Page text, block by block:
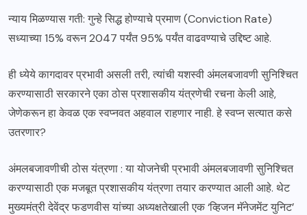
न्याय मिळण्यास गती: गुन्हे सिद्ध होण्याचे प्रमाण (Conviction Rate)
सध्याच्या 15% वरून 2047 पर्यंत 95% पर्यंत वाढवण्याचे उद्दिष्ट आहे.
ही ध्येये कागदावर प्रभावी असली तरी, त्यांची यशस्वी अंमलबजावणी सुनिश्चित
करण्यासाठी सरकारने एका ठोस प्रशासकीय यंत्रणेची रचना केली आहे,
जेणेकरून हा केवळ एक स्वप्नवत अहवाल राहणार नाही. हे स्वप्न सत्यात कसे
उतरणार?
अंमलबजावणीची ठोस यंत्रणा : या योजनेची प्रभावी अंमलबजावणी सुनिश्चित
करण्यासाठी एक मजबूत प्रशासकीय यंत्रणा तयार करण्यात आली आहे. थेट
मुख्यमंत्री देवेंद्र फडणवीस यांच्या अध्यक्षतेखाली एक ‘व्हिजन मॅनेजमेंट युनिट’